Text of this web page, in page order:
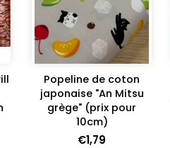
Popeline de coton
japonaise "An Mitsu
grège" (prix pour
10cm)
€1,79